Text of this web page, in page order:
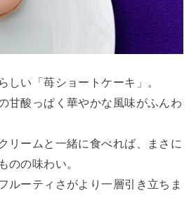
しい「苺ショートケーキ」。
甘酸っぱく華やかな風味がふんわ
リームと一緒に食べれば、まさに
のの味わい。
ルーティさがより一層引き立ちま